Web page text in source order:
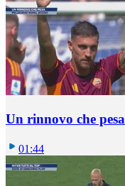
Un rinnovo che pesa
01:44